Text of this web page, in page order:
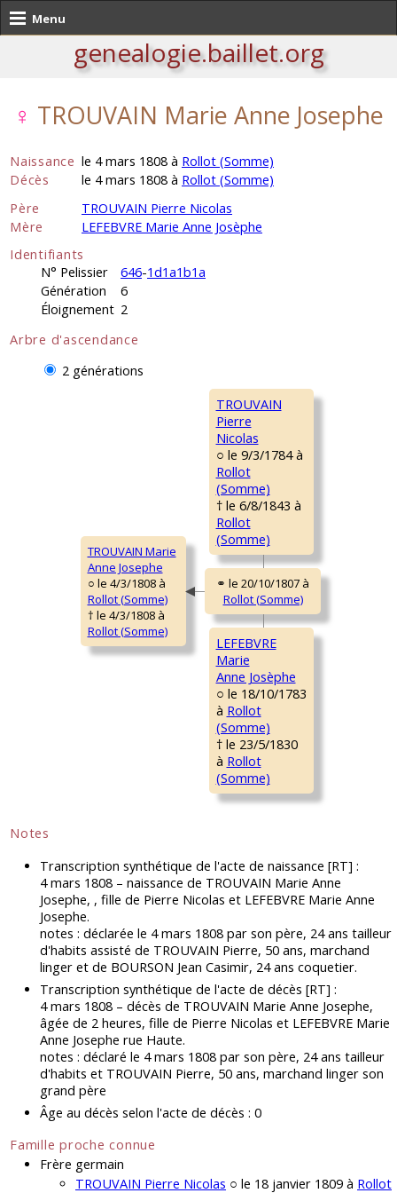
Menu
genealogie.baillet.org
♀ TROUVAIN Marie Anne Josephe
Naissance le 4 mars 1808 à Rollot (Somme)
Décès
le 4 mars 1808 à Rollot (Somme)
Père
TROUVAIN Pierre Nicolas
Mère
LEFEBVRE Marie Anne Josèphe
Identifiants
N° Pelissier
646-1d1a1b1a
Génération
6
Éloignement 2
Arbre d'ascendance
2 générations
TROUVAIN Marie
Anne Josephe
○ le 4/3/1808 à
Rollot (Somme)
† le 4/3/1808 à
Rollot (Somme)
TROUVAIN
Pierre
Nicolas
○ le 9/3/1784 à
Rollot
(Somme)
† le 6/8/1843 à
Rollot
(Somme)
LEFEBVRE
Marie
Anne Josèphe
○ le 18/10/1783
à Rollot
(Somme)
† le 23/5/1830
à Rollot
(Somme)
Notes
Transcription synthétique de l'acte de naissance [RT] :
4 mars 1808 – naissance de TROUVAIN Marie Anne
Josephe, , fille de Pierre Nicolas et LEFEBVRE Marie Anne
Josephe.
notes : déclarée le 4 mars 1808 par son père, 24 ans tailleur
d'habits assisté de TROUVAIN Pierre, 50 ans, marchand
linger et de BOURSON Jean Casimir, 24 ans coquetier.
Transcription synthétique de l'acte de décès [RT] :
4 mars 1808 – décès de TROUVAIN Marie Anne Josephe,
âgée de 2 heures, fille de Pierre Nicolas et LEFEBVRE Marie
Anne Josephe rue Haute.
notes : déclaré le 4 mars 1808 par son père, 24 ans tailleur
d'habits et TROUVAIN Pierre, 50 ans, marchand linger son
grand père
Âge au décès selon l'acte de décès : 0
Famille proche connue
Frère germain
TROUVAIN Pierre Nicolas ○ le 18 janvier 1809 à Rollot